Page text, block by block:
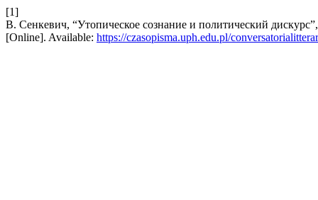
[1]
В. Сенкевич, “Утопическое сознание и политический
[Online]. Available: https://czasopisma.uph.edu.pl/